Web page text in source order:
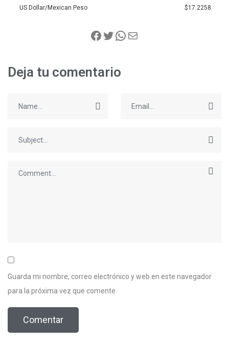
US Dollar/Mexican Peso $17.2258
Deja tu comentario
Guarda mi nombre, correo electrónico y web en este navegador
para la próxima vez que comente.